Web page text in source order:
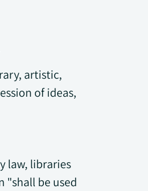
artistic,
of ideas,
law, libraries
"shall be used